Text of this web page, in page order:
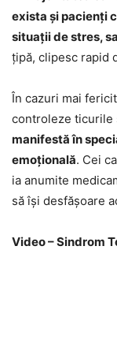
exista și pacienți
situații de stres,
țipă, clipesc rapid
În cazuri mai
controleze ticurile
manifestă în
emoțională. Cei
ia anumite
să își desfășoare
Video – Sindrom